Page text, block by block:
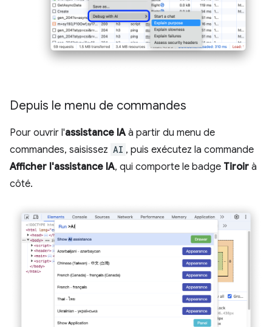
Depuis le menu de commandes
Pour ouvrir l'assistance IA à partir du menu de
commandes, saisissez AI , puis exécutez la commande
Afficher l'assistance IA, qui comporte le badge Tiroir à
côté.